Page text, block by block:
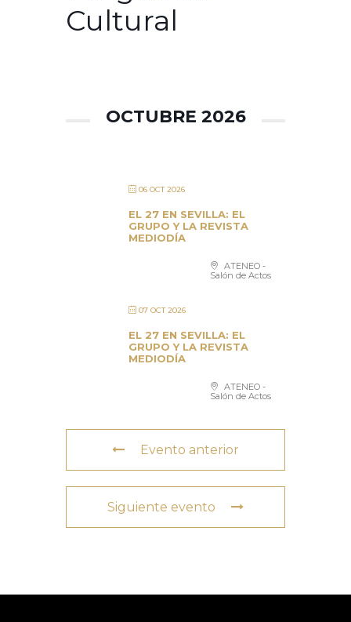
Cultural
OCTUBRE 2026
06 OCT 2026
EL 27 EN SEVILLA: EL
GRUPO Y LA REVISTA
MEDIODÍA
ATENEO -
Salón de Actos
07 OCT 2026
EL 27 EN SEVILLA: EL
GRUPO Y LA REVISTA
MEDIODÍA
ATENEO -
Salón de Actos
Evento anterior
Siguiente evento